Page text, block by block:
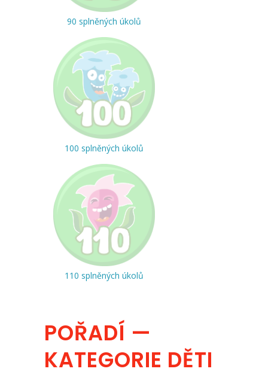
90 splněných úkolů
100 splněných úkolů
110 splněných úkolů
POŘADÍ —
KATEGORIE DĚTI